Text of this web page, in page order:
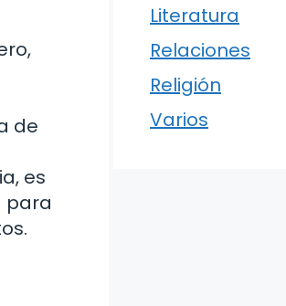
de
es
para
Literatura
Relaciones
Religión
Varios